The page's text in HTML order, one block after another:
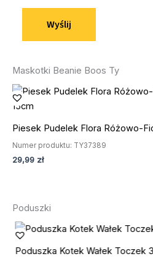
Maskotki Beanie Boos Ty
Piesek Pudelek Flora Różowo-
Numer produktu: TY37389
29,99 zł
Poduszki
Poduszka Kotek Wałek Toczek